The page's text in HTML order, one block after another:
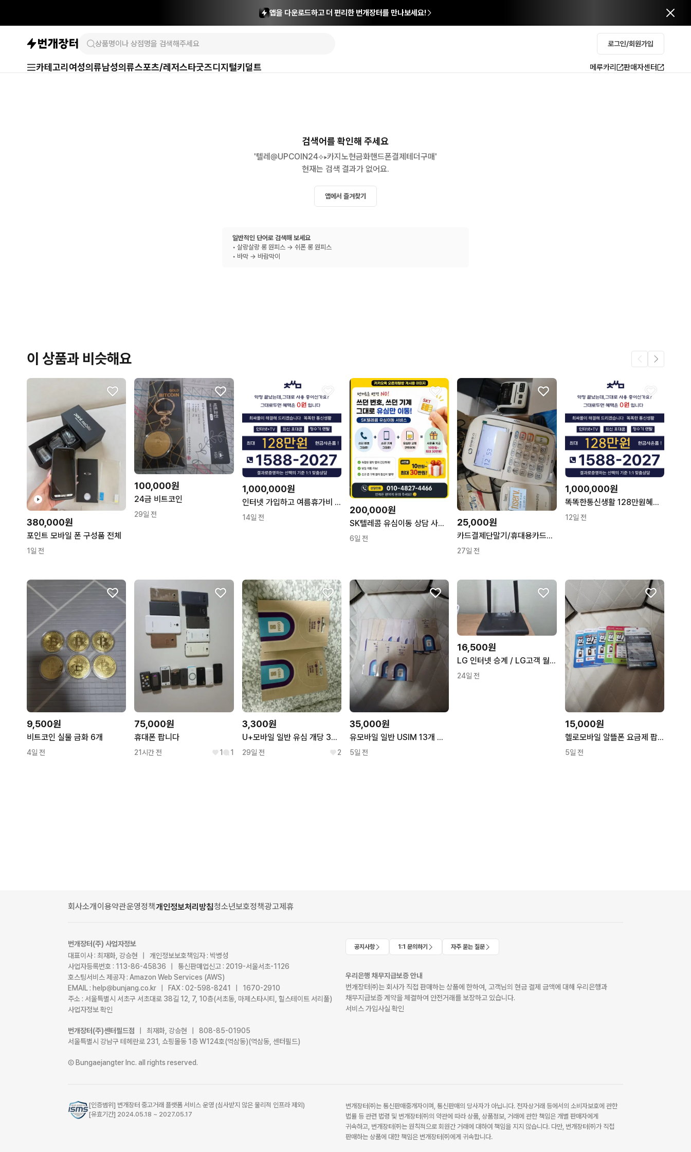
앱을 다운로드하고 더 편리한 번개장터를 만나보세요!
로그인/회원가입
카테고리 여성의류남성의류스포츠/레저스타굿즈디지털키덜트 메루카리 판매자센터
검색어를 확인해 주세요
'텔레@UPCOIN24⟡▸카지노현금화핸드폰결제테더구매'
현재는 검색 결과가 없어요.
앱에서 즐겨찾기
일반적인 단어로 검색해 보세요
• 살랑살랑 롱 원피스 → 쉬폰 롱 원피스
• 바막 → 바람막이
이 상품과 비슷해요
380,000원
포인트 모바일 폰 구성품 전체
1일 전
100,000원
24금 비트코인
29일 전
1,000,000원
인터넷 가입하고 여름휴가비 퉁! 치자 최대 128만원 혜택~!
14일 전
200,000원
SK텔레콤 유심이동 상담 사은품 최대 30만원
6일 전
25,000원
카드결제단말기/휴대용카드결제단말기
27일 전
1,000,000원
똑똑한통신생활 128만원혜택 인터넷은최싸몰
12일 전
9,500원
비트코인 실물 금화 6개
4일 전
75,000원
휴대폰 팝니다
21시간 전 1 1
3,300원
U+모바일 일반 유심 개당 3300원에 팝니다
29일 전 2
35,000원
유모바일 일반 USIM 13개 팝니다.
5일 전
16,500원
LG 인터넷 승계 / LG고객 월16,500원 / 현금 10만원 지원
24일 전
15,000원
헬로모바일 알뜰폰 요금제 팝니다.
5일 전
회사소개이용약관운영정책개인정보처리방침청소년보호정책광고제휴
번개장터(주) 사업자정보
대표이사 : 최재화, 강승현 | 개인정보보호책임자 : 박병성
사업자등록번호 : 113-86-45836 | 통신판매업신고 : 2019-서울서초-1126
호스팅서비스 제공자 : Amazon Web Services (AWS)
EMAIL : help@bunjang.co.kr | FAX : 02-598-8241 | 1670-2910
주소 : 서울특별시 서초구 서초대로 38길 12, 7, 10층(서초동, 마제스타시티, 힐스테이트 서리풀)
사업자정보 확인
번개장터(주)센터필드점
| 최재화, 강승현 | 808-85-01905
서울특별시 강남구 테헤란로 231, 쇼핑몰동 1층 W124호(역삼동)(역삼동, 센터필드)
Ⓒ Bungaejangter Inc. all rights reserved.
공지사항 1:1 문의하기 자주 묻는 질문
우리은행 채무지급보증 안내
번개장터㈜는 회사가 직접 판매하는 상품에 한하여, 고객님의 현금 결제 금액에 대해 우리은행과
채무지급보증 계약을 체결하여 안전거래를 보장하고 있습니다.
서비스 가입사실 확인
[인증범위] 번개장터 중고거래 플랫폼 서비스 운영 (심사받지 않은 물리적 인프라 제외)
[유효기간] 2024.05.18 ~ 2027.05.17
번개장터㈜는 통신판매중개자이며, 통신판매의 당사자가 아닙니다. 전자상거래 등에서의 소비자보호에 관한
법률 등 관련 법령 및 번개장터㈜의 약관에 따라 상품, 상품정보, 거래에 관한 책임은 개별 판매자에게
귀속하고, 번개장터㈜는 원칙적으로 회원간 거래에 대하여 책임을 지지 않습니다. 다만, 번개장터㈜가 직접
판매하는 상품에 대한 책임은 번개장터㈜에게 귀속합니다.